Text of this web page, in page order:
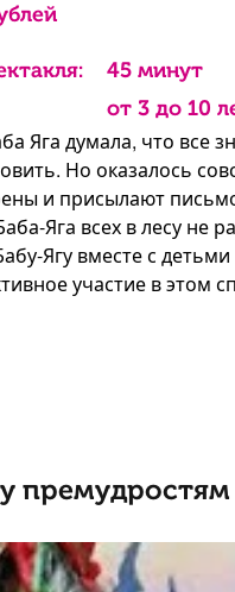
45 минут
от 3 до 10
Яга думала, что все
Но оказалось
и присылают
Яга всех в лесу не
Ягу вместе с
участие в этом
премудростям